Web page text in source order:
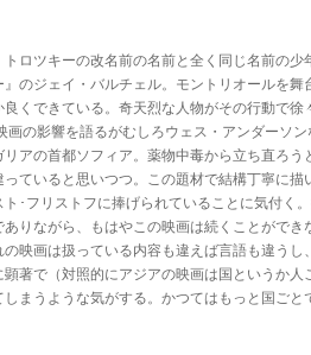
トロツキーの改名前の名前と全く同じ名前の
のジェイ・バルチェル。モントリオールを
くできている。奇天烈な人物がその行動で
の影響を語るがむしろウェス・アンダーソン
リアの首都ソフィア。薬物中毒から立ち直ろ
ていると思いつつ。この題材で結構丁寧に
･フリストフに捧げられていることに気付
りながら、もはやこの映画は続くことがで
映画は扱っている内容も違えば言語も違う
著で（対照的にアジアの映画は国というか
まうような気がする。かつてはもっと国ごと